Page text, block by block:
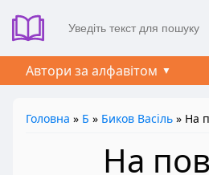
Автори за алфавітом
Головна » Б » Биков Васіль » На
На